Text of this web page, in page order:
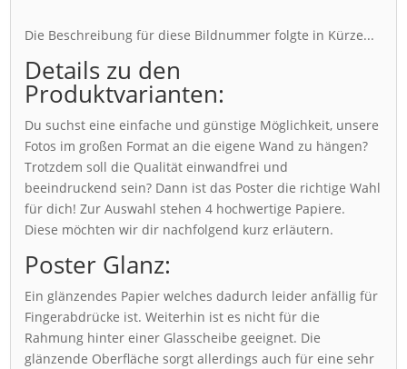
Die Beschreibung für diese Bildnummer folgte in Kürze...
Details zu den
Produktvarianten:
Du suchst eine einfache und günstige Möglichkeit, unsere
Fotos im großen Format an die eigene Wand zu hängen?
Trotzdem soll die Qualität einwandfrei und
beeindruckend sein? Dann ist das Poster die richtige Wahl
für dich! Zur Auswahl stehen 4 hochwertige Papiere.
Diese möchten wir dir nachfolgend kurz erläutern.
Poster Glanz:
Ein glänzendes Papier welches dadurch leider anfällig für
Fingerabdrücke ist. Weiterhin ist es nicht für die
Rahmung hinter einer Glasscheibe geeignet. Die
glänzende Oberfläche sorgt allerdings auch für eine sehr